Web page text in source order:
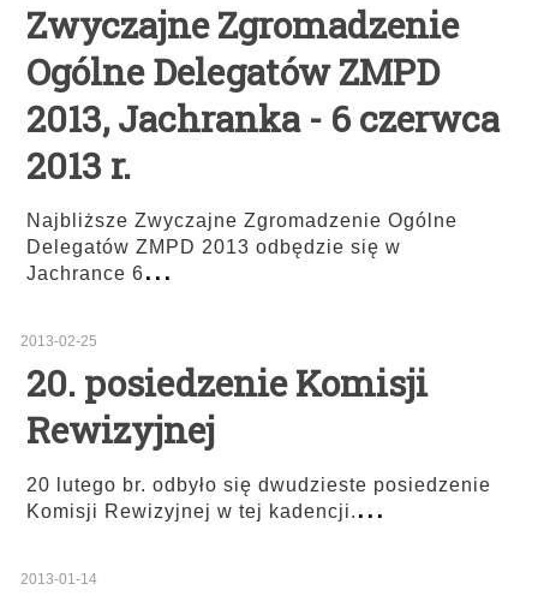
Zwyczajne Zgromadzenie
Ogólne Delegatów ZMPD
2013, Jachranka - 6 czerwca
2013 r.
Najbliższe Zwyczajne Zgromadzenie Ogólne
Delegatów ZMPD 2013 odbędzie się w
Jachrance 6...
2013-02-25
20. posiedzenie Komisji
Rewizyjnej
20 lutego br. odbyło się dwudzieste posiedzenie
Komisji Rewizyjnej w tej kadencji....
2013-01-14